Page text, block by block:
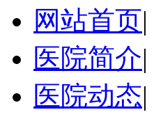
网站首页|
医院简介|
医院动态|